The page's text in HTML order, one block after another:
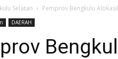
Selatan Pemprov Bengkulu
DAERAH